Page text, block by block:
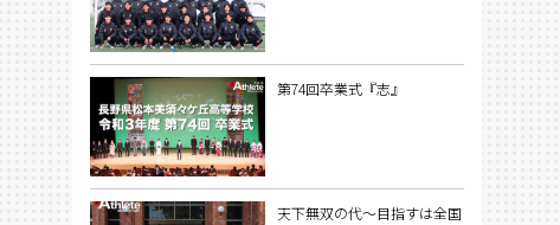
第74回卒業式『志』
天下無双の代〜目指すは全国